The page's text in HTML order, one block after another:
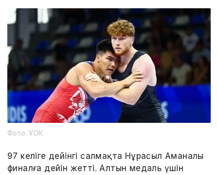
Фото: ҰОК
97 келіге дейінгі салмақта Нұрасыл Аманалы
финалға дейін жетті. Алтын медаль үшін